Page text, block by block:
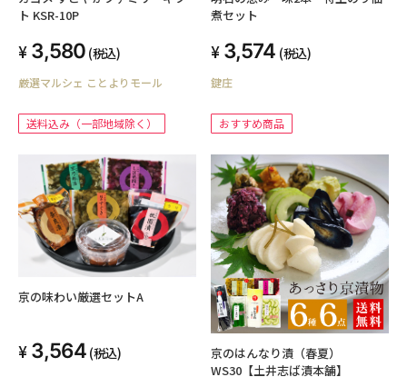
ト KSR-10P
3,580 (税込)
厳選マルシェ ことよりモール
送料込み（一部地域除く）
煮セット
3,574 (税込)
鍵庄
おすすめ商品
京の味わい厳選セットA
3,564 (税込)
京のはんなり漬（春夏）
WS30【土井志ば漬本舗】